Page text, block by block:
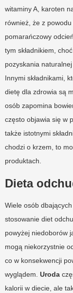
witaminy A, karoten
również, że z
pomarańczowy
tym składnikiem,
pozyskania naturalnej
Innymi składnikami,
dietę dla zdrowia są
osób zapomina
często objawia się w
także istotnymi
chodzi o krzem, to
produktach.
Dieta
Wiele osób
stosowanie diet
powyżej niedoborów
mogą niekorzystnie
co w konsekwencji
wyglądem. Uroda
kalorii w diecie, ale